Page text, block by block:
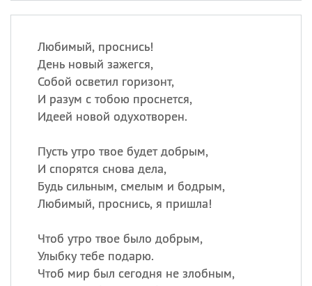
Любимый, проснись!
День новый зажегся,
Собой осветил горизонт,
И разум с тобою проснется,
Идеей новой одухотворен.
Пусть утро твое будет добрым,
И спорятся снова дела,
Будь сильным, смелым и бодрым,
Любимый, проснись, я пришла!
Чтоб утро твое было добрым,
Улыбку тебе подарю.
Чтоб мир был сегодня не злобным,